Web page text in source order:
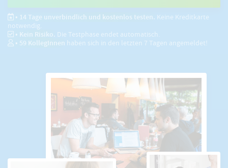
• 14 Tage unverbindlich und kostenlos testen. Keine Kreditkarte
notwendig.
• Kein Risiko. Die Testphase endet automatisch.
• 59 KollegInnen haben sich in den letzten 7 Tagen angemeldet!